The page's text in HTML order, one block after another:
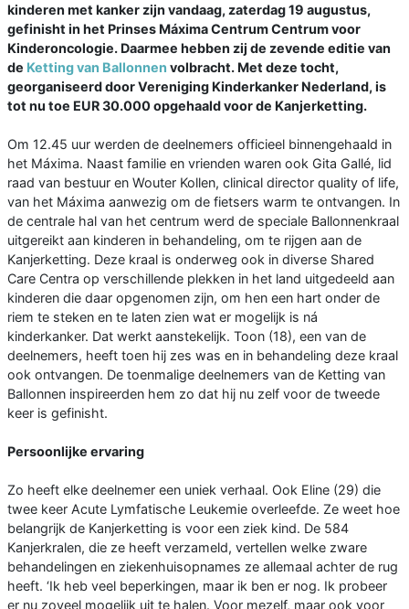
kinderen met kanker zijn vandaag, zaterdag 19 augustus,
gefinisht in het Prinses Máxima Centrum Centrum voor
Kinderoncologie. Daarmee hebben zij de zevende editie van
de Ketting van Ballonnen volbracht. Met deze tocht,
georganiseerd door Vereniging Kinderkanker Nederland, is
tot nu toe EUR 30.000 opgehaald voor de Kanjerketting.
Om 12.45 uur werden de deelnemers officieel binnengehaald in
het Máxima. Naast familie en vrienden waren ook Gita Gallé, lid
raad van bestuur en Wouter Kollen, clinical director quality of life,
van het Máxima aanwezig om de fietsers warm te ontvangen. In
de centrale hal van het centrum werd de speciale Ballonnenkraal
uitgereikt aan kinderen in behandeling, om te rijgen aan de
Kanjerketting. Deze kraal is onderweg ook in diverse Shared
Care Centra op verschillende plekken in het land uitgedeeld aan
kinderen die daar opgenomen zijn, om hen een hart onder de
riem te steken en te laten zien wat er mogelijk is ná
kinderkanker. Dat werkt aanstekelijk. Toon (18), een van de
deelnemers, heeft toen hij zes was en in behandeling deze kraal
ook ontvangen. De toenmalige deelnemers van de Ketting van
Ballonnen inspireerden hem zo dat hij nu zelf voor de tweede
keer is gefinisht.
Persoonlijke ervaring
Zo heeft elke deelnemer een uniek verhaal. Ook Eline (29) die
twee keer Acute Lymfatische Leukemie overleefde. Ze weet hoe
belangrijk de Kanjerketting is voor een ziek kind. De 584
Kanjerkralen, die ze heeft verzameld, vertellen welke zware
behandelingen en ziekenhuisopnames ze allemaal achter de rug
heeft. ‘Ik heb veel beperkingen, maar ik ben er nog. Ik probeer
er nu zoveel mogelijk uit te halen. Voor mezelf, maar ook voor